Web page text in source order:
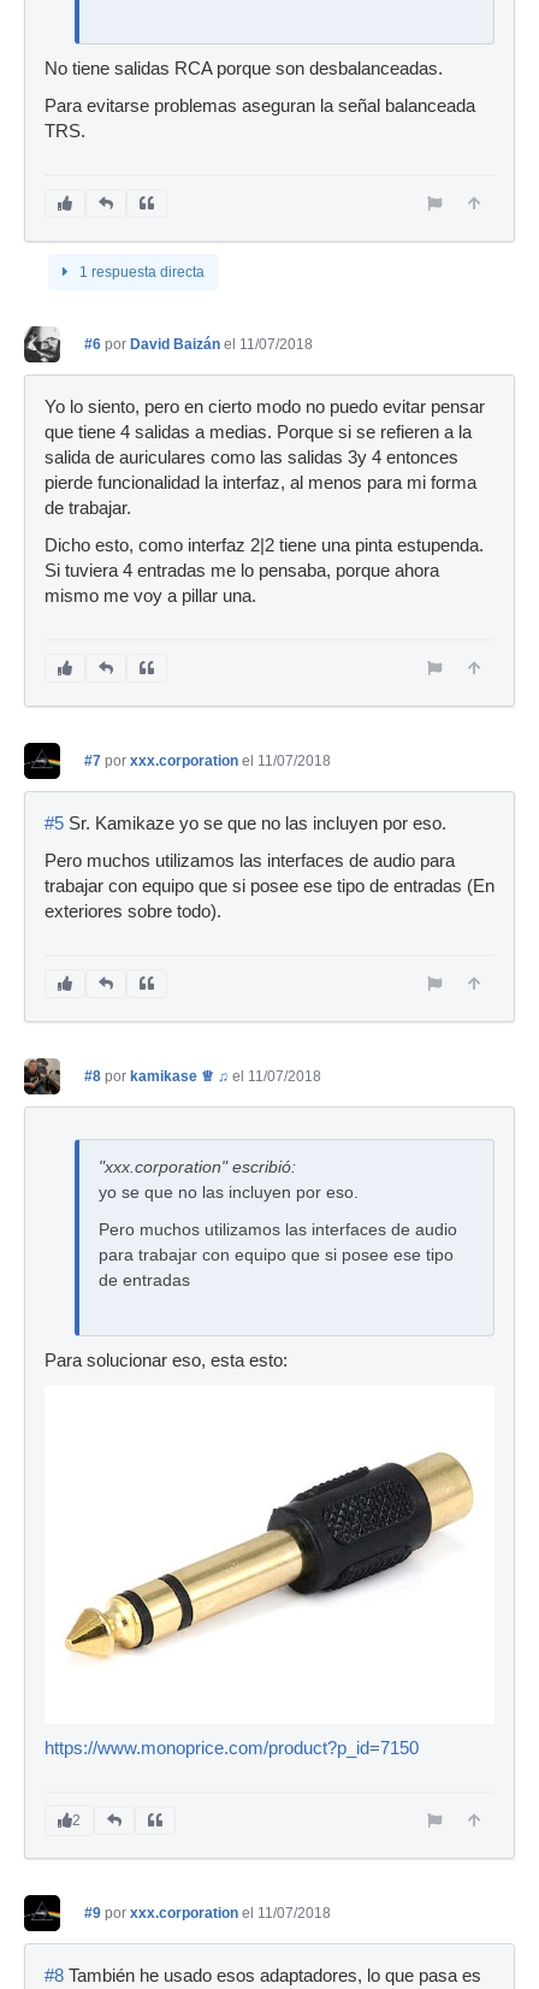
No tiene salidas RCA porque son desbalanceadas.
Para evitarse problemas aseguran la señal balanceada
TRS.
1 respuesta directa
#6 por David Baizán el 11/07/2018
Yo lo siento, pero en cierto modo no puedo evitar pensar
que tiene 4 salidas a medias. Porque si se refieren a la
salida de auriculares como las salidas 3y 4 entonces
pierde funcionalidad la interfaz, al menos para mi forma
de trabajar.
Dicho esto, como interfaz 2|2 tiene una pinta estupenda.
Si tuviera 4 entradas me lo pensaba, porque ahora
mismo me voy a pillar una.
#7 por xxx.corporation el 11/07/2018
#5 Sr. Kamikaze yo se que no las incluyen por eso.
Pero muchos utilizamos las interfaces de audio para
trabajar con equipo que si posee ese tipo de entradas (En
exteriores sobre todo).
#8 por kamikase ♕ ♫ el 11/07/2018
"xxx.corporation" escribió:
yo se que no las incluyen por eso.
Pero muchos utilizamos las interfaces de audio
para trabajar con equipo que si posee ese tipo
de entradas
Para solucionar eso, esta esto:
https://www.monoprice.com/product?p_id=7150
2
#9 por xxx.corporation el 11/07/2018
#8 También he usado esos adaptadores, lo que pasa es